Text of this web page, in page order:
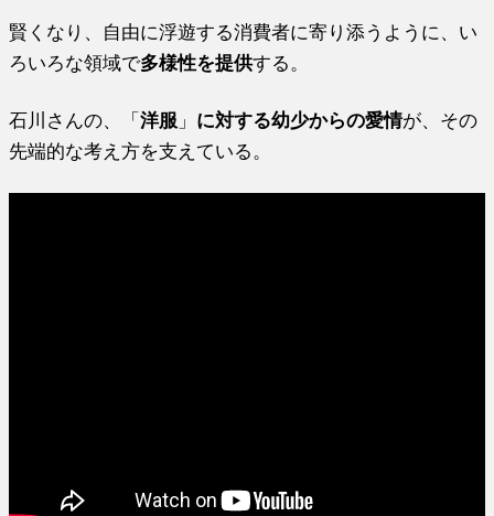
賢くなり、自由に浮遊する消費者に寄り添うように、い
ろいろな領域で多様性を提供する。
石川さんの、「洋服 」 に対する幼少からの愛情が、その
先端的な考え方を支えている。